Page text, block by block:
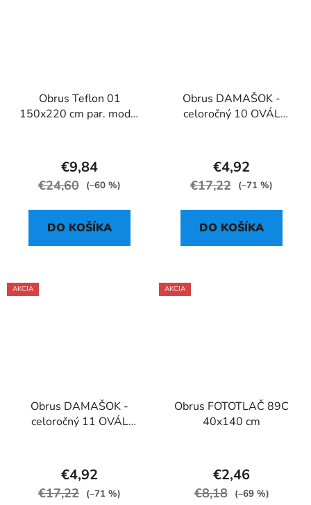
Obrus Teflon 01
150x220 cm par. modrý
€9,84
€24,60 (–60 %)
DO KOŠÍKA
Obrus DAMAŠOK -
celoročný 10 OVÁL
€4,92
€17,22 (–71 %)
DO KOŠÍKA
AKCIA
Obrus DAMAŠOK -
celoročný 11 OVÁL
€4,92
€17,22 (–71 %)
AKCIA
Obrus FOTOTLAČ 89C
40x140 cm
€2,46
€8,18 (–69 %)